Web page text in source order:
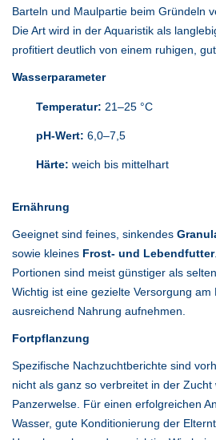
Barteln und Maulpartie beim Gründeln
Die Art wird in der Aquaristik als
profitiert deutlich von einem ruhigen,
Wasserparameter
Temperatur: 21–25 °C
pH-Wert: 6,0–7,5
Härte: weich bis mittelhart
Ernährung
Geeignet sind feines, sinkendes
sowie kleines Frost- und Lebendfutter
Portionen sind meist günstiger als
Wichtig ist eine gezielte Versorgung
ausreichend Nahrung aufnehmen.
Fortpflanzung
Spezifische Nachzuchtberichte sind
nicht als ganz so verbreitet in der Zucht
Panzerwelse. Für einen erfolgreichen
Wasser, gute Konditionierung der